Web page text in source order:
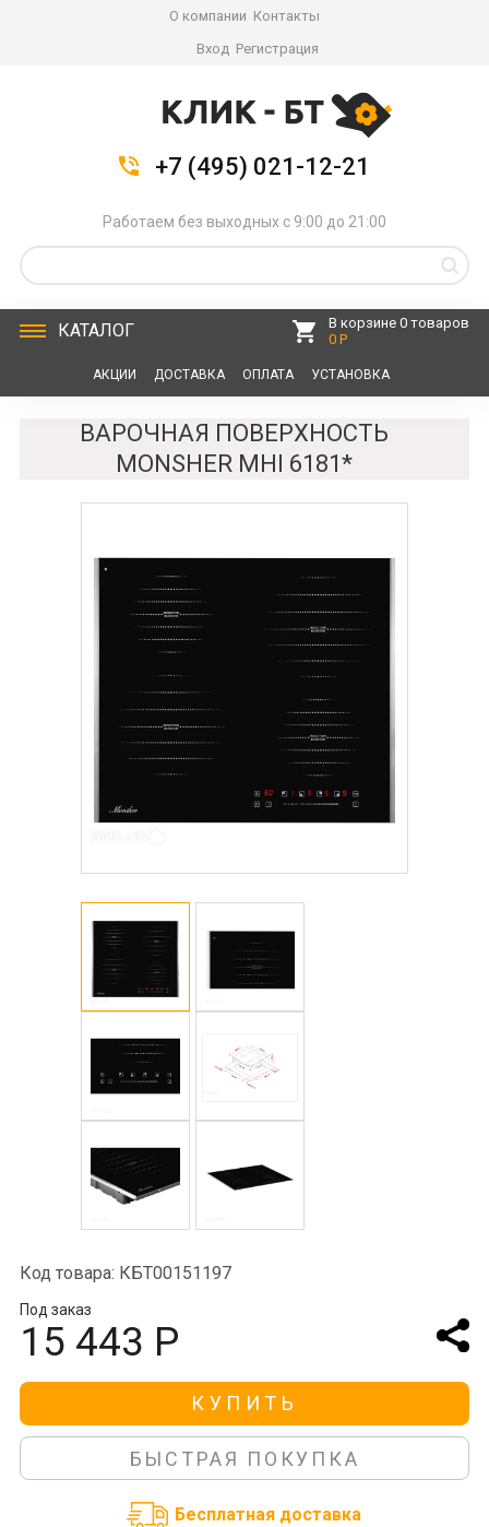
О компании Контакты
Вход Регистрация
+7 (495) 021-12-21
Работаем без выходных с 9:00 до 21:00
КАТАЛОГ
В корзине 0 товаров
0 Р
АКЦИИ ДОСТАВКА ОПЛАТА УСТАНОВКА
ВАРОЧНАЯ ПОВЕРХНОСТЬ
MONSHER MHI 6181*
Код товара: КБТ00151197
Под заказ
15 443 Р
КУПИТЬ
БЫСТРАЯ ПОКУПКА
Бесплатная доставка